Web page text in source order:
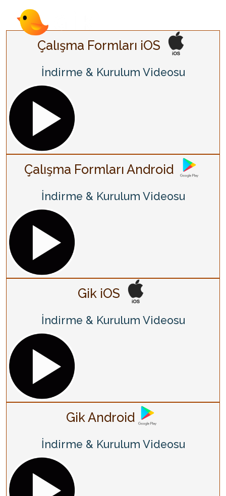
Çalışma Formları iOS
İndirme & Kurulum Videosu
Çalışma Formları Android
İndirme & Kurulum Videosu
Gik iOS
İndirme & Kurulum Videosu
Gik Android
İndirme & Kurulum Videosu